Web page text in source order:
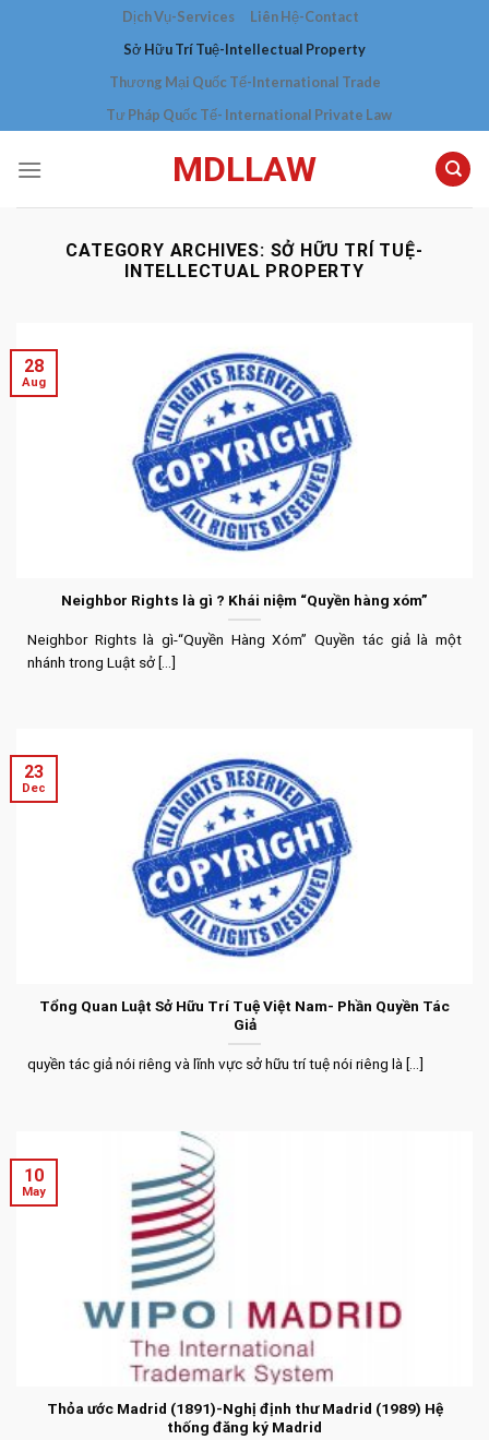
Dịch Vụ-Services
Liên Hệ-Contact
Sở Hữu Trí Tuệ-Intellectual Property
Thương Mại Quốc Tế-International Trade
Tư Pháp Quốc Tế- International Private Law
MDLLAW
CATEGORY ARCHIVES: SỞ HỮU TRÍ TUỆ-
INTELLECTUAL PROPERTY
Neighbor Rights là gì ? Khái niệm “Quyền hàng xóm”
Neighbor Rights là gì-“Quyền Hàng Xóm” Quyền tác giả là một
nhánh trong Luật sở [...]
28
Aug
Tổng Quan Luật Sở Hữu Trí Tuệ Việt Nam- Phần Quyền Tác
Giả
quyền tác giả nói riêng và lĩnh vực sở hữu trí tuệ nói riêng là [...]
23
Dec
Thỏa ước Madrid (1891)-Nghị định thư Madrid (1989) Hệ
thống đăng ký Madrid
10
May